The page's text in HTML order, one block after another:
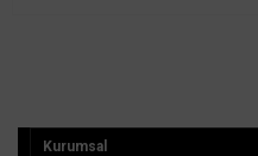
Kurumsal